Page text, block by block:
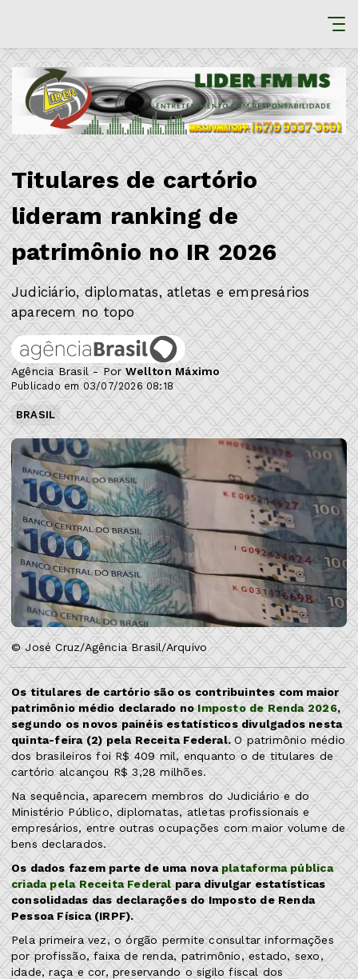
Titulares de cartório
lideram ranking de
patrimônio no IR 2026
Judiciário, diplomatas, atletas e empresários
aparecem no topo
Agência Brasil - PorWellton Máximo
Publicado em 03/07/2026 08:18
BRASIL
© José Cruz/Agência Brasil/Arquivo
Os titulares de cartório são os contribuintes com maior
patrimônio médio declarado noImposto de Renda 2026,
segundo os novos painéis estatísticos divulgados nesta
quinta-feira (2) pela Receita Federal.O patrimônio médio
dos brasileiros foi R$ 409 mil, enquanto o de titulares de
cartório alcançou R$ 3,28 milhões.
Na sequência, aparecem membros do Judiciário e do
Ministério Público, diplomatas, atletas profissionais e
empresários, entre outras ocupações com maior volume de
bens declarados.
Os dados fazem parte de uma nova plataforma pública
criada pela Receita Federalpara divulgar estatísticas
consolidadas das declarações do Imposto de Renda
Pessoa Física (IRPF).
Pela primeira vez, o órgão permite consultar informações
por profissão, faixa de renda, patrimônio, estado, sexo,
idade, raça e cor, preservando o sigilo fiscal dos